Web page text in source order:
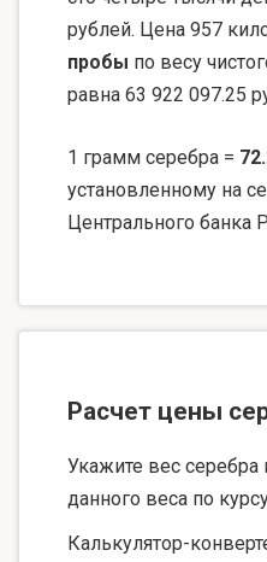
рублей. Цена 957
пробы по весу
равна 63 922 097.25
1 грамм серебра =
установленному на
Центрального банка
Расчет цены
Укажите вес серебра
данного веса по
Калькулятор-